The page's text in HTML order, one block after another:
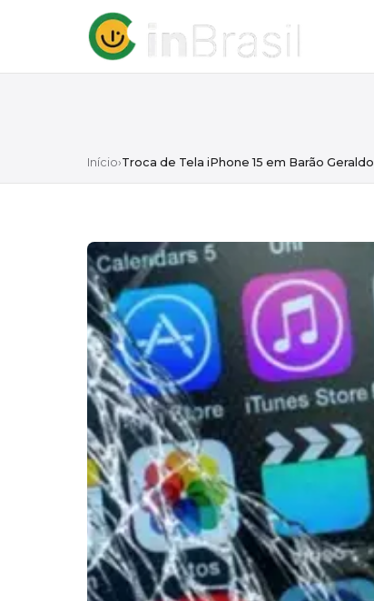
Início›Troca de Tela iPhone 15 em Barão Geraldo